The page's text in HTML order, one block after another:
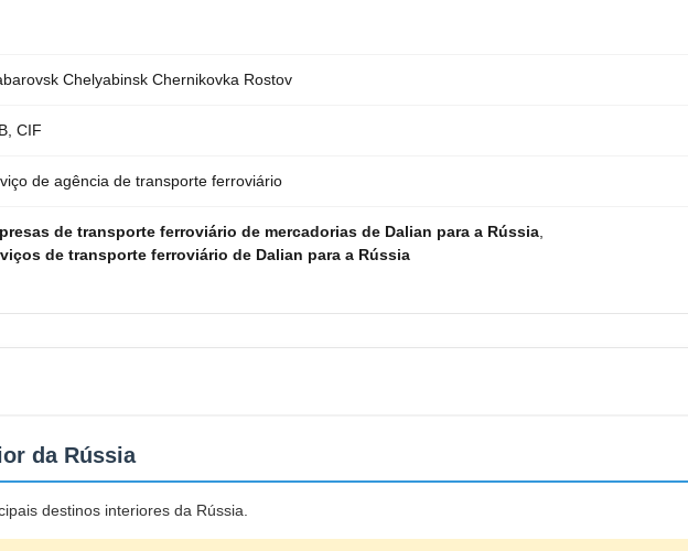
Chelyabinsk Chernikovka Rostov
CIF
de agência de transporte ferroviário
de transporte ferroviário de mercadorias de Dalian para a Rússia
de transporte ferroviário de Dalian para a Rússia
da Rússia
destinos interiores da Rússia.